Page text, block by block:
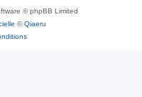
© phpBB Limited
©Qiaeru